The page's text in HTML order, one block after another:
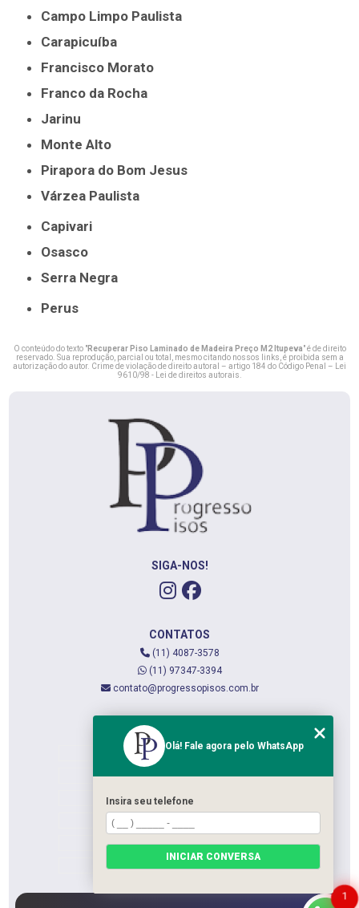
Campo Limpo Paulista
Carapicuíba
Francisco Morato
Franco da Rocha
Jarinu
Monte Alto
Pirapora do Bom Jesus
Várzea Paulista
Capivari
Osasco
Serra Negra
Perus
O conteúdo do texto "Recuperar Piso Laminado de Madeira Preço M2 Itupeva" é de direito
reservado. Sua reprodução, parcial ou total, mesmo citando nossos links, é proibida sem a
autorização do autor. Crime de violação de direito autoral – artigo 184 do Código Penal –
Lei
9610/98 - Lei de direitos autorais
SIGA-NOS!
CONTATOS
(11) 4087-3578
(11) 97347-3394
contato@progressopisos.com.br
QUEM SOMOS
SERVIÇOS
CATEGORIAS
1
Olá! Fale agora pelo WhatsApp
Insira seu telefone
INICIAR CONVERSA